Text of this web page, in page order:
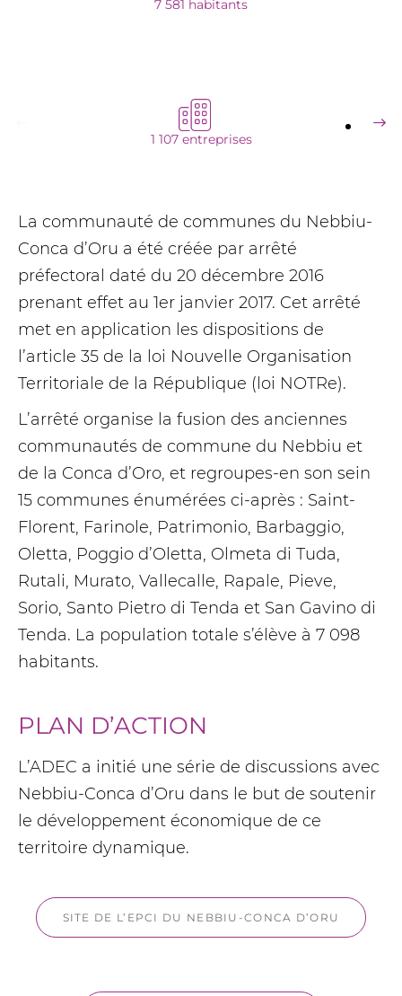
7 581 habitants
1 107 entreprises
La communauté de communes du Nebbiu-
Conca d’Oru a été créée par arrêté
préfectoral daté du 20 décembre 2016
prenant effet au 1er janvier 2017. Cet arrêté
met en application les dispositions de
l’article 35 de la loi Nouvelle Organisation
Territoriale de la République (loi NOTRe).
L’arrêté organise la fusion des anciennes
communautés de commune du Nebbiu et
de la Conca d’Oro, et regroupes-en son sein
15 communes énumérées ci-après : Saint-
Florent, Farinole, Patrimonio, Barbaggio,
Oletta, Poggio d’Oletta, Olmeta di Tuda,
Rutali, Murato, Vallecalle, Rapale, Pieve,
Sorio, Santo Pietro di Tenda et San Gavino di
Tenda. La population totale s’élève à 7 098
habitants.
PLAN D’ACTION
L’ADEC a initié une série de discussions avec
Nebbiu-Conca d’Oru dans le but de soutenir
le développement économique de ce
territoire dynamique.
SITE DE L’EPCI DU NEBBIU-CONCA D’ORU